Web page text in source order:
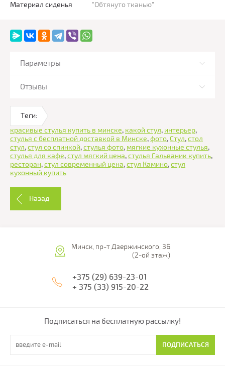
Материал сиденья
"Обтянуто тканью"
Параметры
Отзывы
Теги:
красивые стулья купить в минске, какой стул, интерьер,
стулья с бесплатной доставкой в Минске,фото,Стул,стол
стул,стул со спинкой,стулья фото, мягкие кухонные стулья,
стулья для кафе,стул мягкий цена,стулья Гальваник купить,
ресторан,стул современный цена,стул Камино,стул
кухонный купить
Назад
Минск, пр-т Дзержинского, 3Б
(2-ой этаж)
+375 (29) 639-23-01
+ 375 (33) 915-20-22
Подписаться на бесплатную рассылку!
ПОДПИСАТЬСЯ